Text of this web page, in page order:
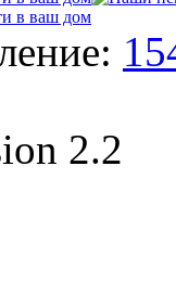
2.2